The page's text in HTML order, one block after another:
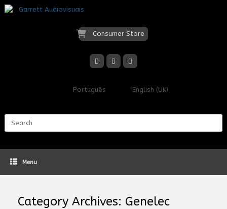
Skip
to
Consumer Store
Português English (UK)
Menu
Category Archives: Genelec